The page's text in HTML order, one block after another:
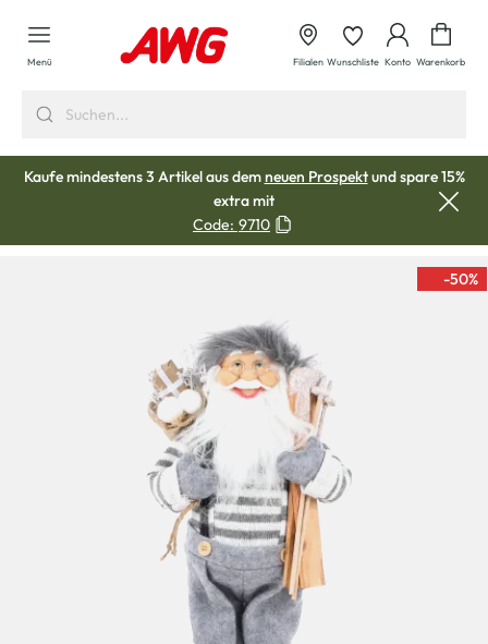
springen
Menü Filialen Wunschliste Konto Warenkorb
Kaufe mindestens 3 Artikel aus demneuen Prospektund spare 15%
extra mit
Code: 9710
-50%